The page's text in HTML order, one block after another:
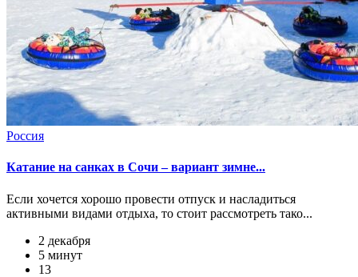
Россия
Катание на санках в Сочи – вариант зимне...
Если хочется хорошо провести отпуск и насладиться
активными видами отдыха, то стоит рассмотреть тако...
2 декабря
5 минут
13